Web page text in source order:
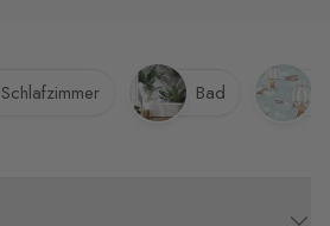
Schlafzimmer Bad